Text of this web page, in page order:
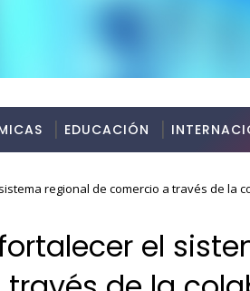
EDUCACIÓN
regional de comercio a través de la
el